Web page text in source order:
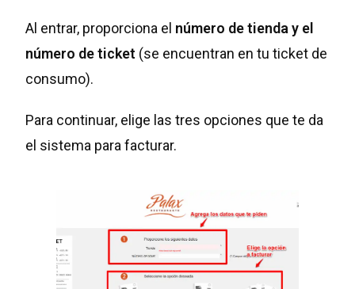
Al entrar, proporciona el número de tienda y el
número de ticket (se encuentran en tu ticket de
consumo).
Para continuar, elige las tres opciones que te da
el sistema para facturar.